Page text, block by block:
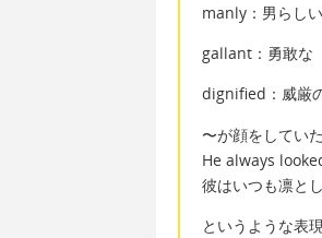
manly：男らしい
gallant：勇敢な
dignified：威厳
〜が顔をしてい
He always
彼はいつも凛と
というような表